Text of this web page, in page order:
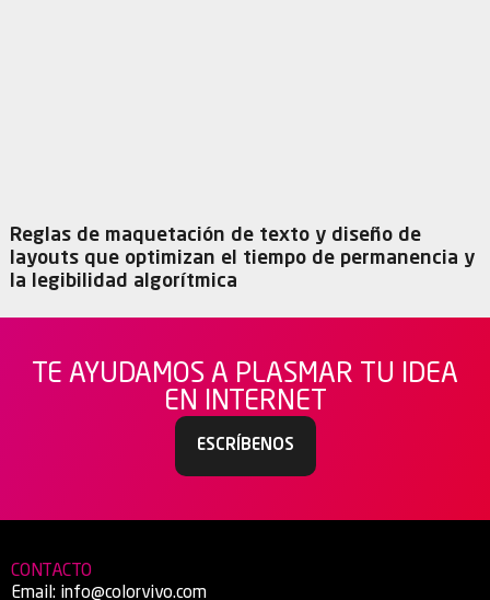
Reglas de maquetación de texto y diseño de
layouts que optimizan el tiempo de permanencia y
la legibilidad algorítmica
TE AYUDAMOS A PLASMAR TU IDEA
EN INTERNET
ESCRÍBENOS
CONTACTO
Email: info@colorvivo.com